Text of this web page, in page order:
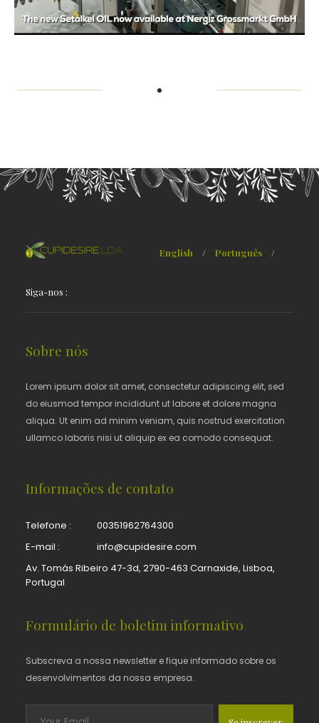
English / Português /
Siga-nos :
Sobre nós
Lorem ipsum dolor sit amet, consectetur adipiscing elit, sed
do eiusmod tempor incididunt ut labore et dolore magna
aliqua. Ut enim ad minim veniam, quis nostrud exercitation
ullamco laboris nisi ut aliquip ex ea comodo consequat.
Informações de contato
Telefone :
00351962764300
E-mail :
info@cupidesire.com
Av. Tomás Ribeiro 47-3d, 2790-463 Carnaxide, Lisboa,
Portugal
Formulário de boletim informativo
Subscreva a nossa newsletter e fique informado sobre os
desenvolvimentos da nossa empresa.